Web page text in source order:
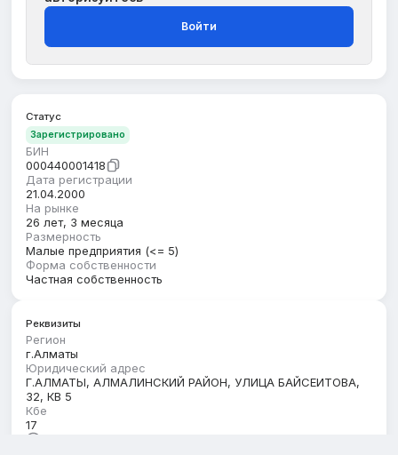
Войти
Статус
Зарегистрировано
БИН
000440001418
Дата регистрации
21.04.2000
На рынке
26 лет, 3 месяца
Размерность
Малые предприятия (<= 5)
Форма собственности
Частная собственность
Реквизиты
Регион
г.Алматы
Юридический адрес
Г.АЛМАТЫ, АЛМАЛИНСКИЙ РАЙОН, УЛИЦА БАЙСЕИТОВА,
32, КВ 5
Кбе
17